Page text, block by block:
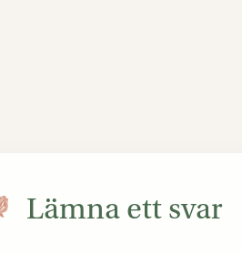
Lämna ett svar